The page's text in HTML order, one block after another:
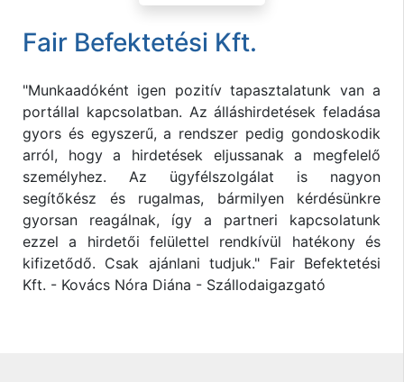
Fair Befektetési Kft.
"Munkaadóként igen pozitív tapasztalatunk van a
portállal kapcsolatban. Az álláshirdetések feladása
gyors és egyszerű, a rendszer pedig gondoskodik
arról, hogy a hirdetések eljussanak a megfelelő
személyhez. Az ügyfélszolgálat is nagyon
segítőkész és rugalmas, bármilyen kérdésünkre
gyorsan reagálnak, így a partneri kapcsolatunk
ezzel a hirdetői felülettel rendkívül hatékony és
kifizetődő. Csak ajánlani tudjuk." Fair Befektetési
Kft. - Kovács Nóra Diána - Szállodaigazgató